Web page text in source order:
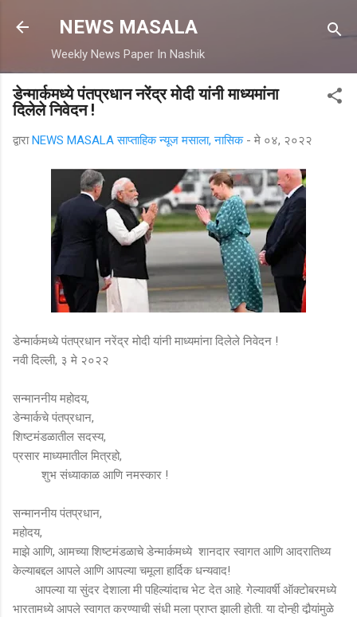
मुख्य सामग्रीवर वगळा
NEWS MASALA
Weekly News Paper In Nashik
डेन्मार्कमध्ये पंतप्रधान नरेंद्र मोदी यांनी माध्यमांना
दिलेले निवेदन !
द्वाराNEWS MASALA साप्ताहिक न्यूज मसाला, नासिक - मे ०४, २०२२
डेन्मार्कमध्ये पंतप्रधान नरेंद्र मोदी यांनी माध्यमांना दिलेले निवेदन !
नवी दिल्ली, ३ मे २०२२
सन्माननीय महोदय,
डेन्मार्कचे पंतप्रधान,
शिष्टमंडळातील सदस्य,
प्रसार माध्यमातील मित्रहो,
शुभ संध्याकाळ आणि नमस्कार !
सन्माननीय पंतप्रधान,
महोदय,
माझे आणि, आमच्या शिष्टमंडळाचे डेन्मार्कमध्ये शानदार स्वागत आणि आदरातिथ्य
केल्याबद्दल आपले आणि आपल्या चमूला हार्दिक धन्यवाद!
आपल्या या सुंदर देशाला मी पहिल्यांदाच भेट देत आहे. गेल्यावर्षी ऑक्टोबरमध्ये
भारतामध्ये आपले स्वागत करण्याची संधी मला प्राप्त झाली होती. या दोन्ही दौर्‍यांमुळे